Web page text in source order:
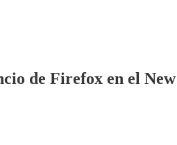
de Firefox en el